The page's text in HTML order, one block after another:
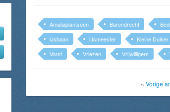
Amaliaplantsoen Barendrecht
IJsbaan
IJsmeester Kleine Duiker
Vorst
Vriezen Vrijwilligers
« Vorige